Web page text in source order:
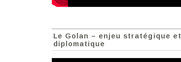
Le Golan – enjeu stratégique et
diplomatique